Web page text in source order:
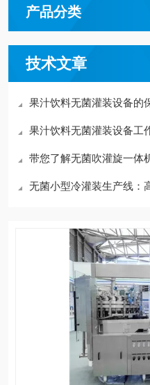
产品分类
技术文章
果汁饮料无菌灌装设备的
果汁饮料无菌灌装设备工
带您了解无菌吹灌旋一体
无菌小型冷灌装生产线：高